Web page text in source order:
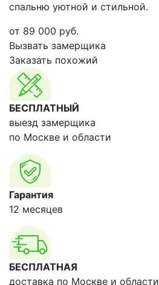
спальню уютной и стильной.
от 89 000 руб.
Вызвать замерщика
Заказать похожий
БЕСПЛАТНЫЙ
выезд замерщика
по Москве и области
Гарантия
12 месяцев
БЕСПЛАТНАЯ
доставка по Москве и области